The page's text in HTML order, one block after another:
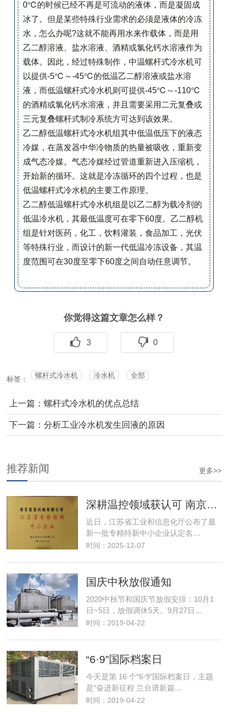
0℃的时候已经不再是可流动的液体，而是凝固成
冰了。但是某些特殊行业需求的必须是液体的冷冻
水，怎么办呢?这就不能再用水来作载体，而是用
乙二醇溶液、盐水溶液、酒精或氯化钙水溶液作为
载体。因此，经过特殊制作，中温螺杆式冷水机可
以提供-5℃～-45℃的低温乙二醇溶液或盐水溶
液，而低温螺杆式冷水机则可提供-45℃～-110℃
的酒精或氯化钙水溶液，并且需要采用二元复叠或
三元复叠螺杆式制冷系统方可达到该效果。
乙二醇低温螺杆式冷水机组其中低温低压下的液态
冷媒，在蒸发器中华冷物质的热量被吸收，重新变
成气态冷媒。气态冷媒经过管道重新进入压缩机，
开始新的循环。这就是冷冻循环的四个过程，也是
低温螺杆式冷水机的主要工作原理。
乙二醇低温螺杆式冷水机组是以乙二醇为载冷剂的
低温冷水机，其最低温度可在零下60度。乙二醇机
组是针对医药，化工，饮料灌装，食品加工，光伏
等特殊行业，而设计的新一代低温冷冻设备，其温
度范围可在30度至零下60度之间自动任意调节。
你觉得这篇文章怎么样？
3 0
标签： 螺杆式冷水机 冷水机 全部
上一篇：螺杆式冷水机的优点总结
下一篇：分析工业冷水机发生回液的原因
更多>>
推荐新闻
深耕温控领域获认可 南京星德跻身"专精特新"阵营
近日，江苏省工业和信息化厅公布了最
新一批专精特新中小企业认定名…
时间：2025-12-07
国庆中秋放假通知
2020中秋节和国庆节放假安排：10月1
日~5日，放假调休5天。9月27日…
时间：2019-04-22
“6·9”国际档案日
今天是第 16 个“6·9”国际档案日，主题
是“奋进新征程 兰台谱新篇…
时间：2019-04-22